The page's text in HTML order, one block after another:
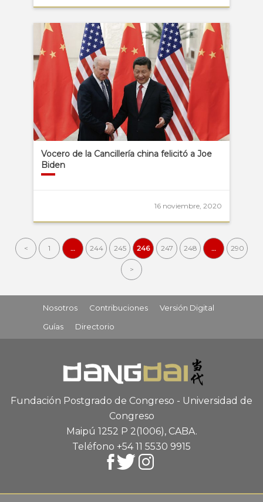
Vocero de la Cancillería china felicitó a Joe
Biden
16 noviembre, 2020
< 1 … 244 245 246 247 248 … 290
>
Nosotros Contribuciones
Versión Digital
Guías
Directorio
Fundación Postgrado de Congreso - Universidad de
Congreso
Maipú 1252 P 2(1006), CABA.
Teléfono +54 11 5530 9915